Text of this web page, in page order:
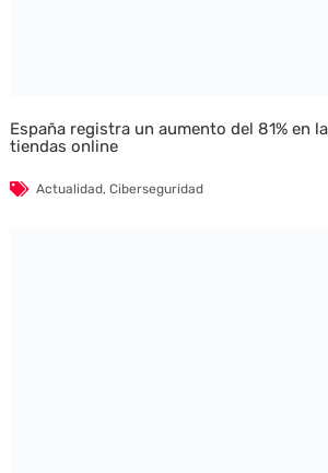
España registra un aumento del 81% en
tiendas online
Actualidad, Ciberseguridad